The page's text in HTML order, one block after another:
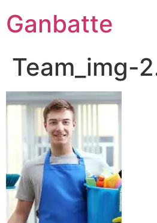
Ganbatte
Team_img-